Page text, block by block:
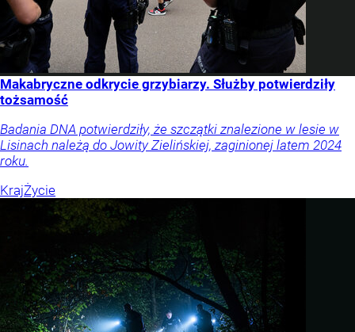
Makabryczne odkrycie grzybiarzy. Służby potwierdziły
tożsamość
Badania DNA potwierdziły, że szczątki znalezione w lesie w
Lisinach należą do Jowity Zielińskiej, zaginionej latem 2024
roku.
KrajŻycie